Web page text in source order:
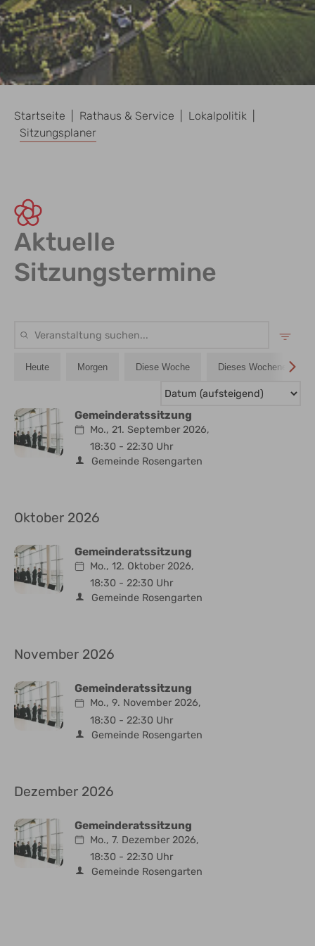
Startseite
Rathaus & Service
Lokalpolitik
Sitzungsplaner
Aktuelle
Sitzungstermine
Gemeinderatssitzung
Mo., 21. September 2026,
18:30 - 22:30 Uhr
Gemeinde Rosengarten
Oktober 2026
Gemeinderatssitzung
Mo., 12. Oktober 2026,
18:30 - 22:30 Uhr
Gemeinde Rosengarten
November 2026
Gemeinderatssitzung
Mo., 9. November 2026,
18:30 - 22:30 Uhr
Gemeinde Rosengarten
Dezember 2026
Gemeinderatssitzung
Mo., 7. Dezember 2026,
18:30 - 22:30 Uhr
Gemeinde Rosengarten